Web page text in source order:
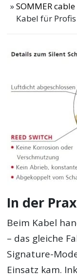
SOMMER
Kabel für Profis
In der
Beim Kabel
– das gleiche
Signature-
Einsatz kam.